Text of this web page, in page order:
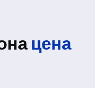
цена